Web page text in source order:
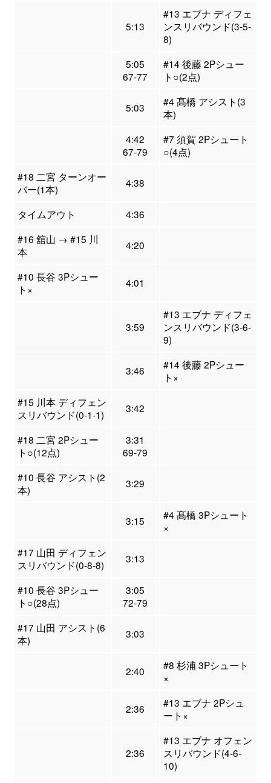
5:13
#13 エブナ ディフェ
ンスリバウンド(3-5-
8)
5:05
67-77
#14 後藤 2Pシュー
ト○(2点)
5:03
#4 髙橋 アシスト(3
本)
4:42
67-79
#7 須賀 2Pシュート
○(4点)
#18 二宮 ターンオー
バー(1本)
4:38
タイムアウト
4:36
#16 舘山 → #15 川
本
4:20
#10 長谷 3Pシュー
ト×
4:01
3:59
#13 エブナ ディフェ
ンスリバウンド(3-6-
9)
3:46
#14 後藤 2Pシュー
ト×
#15 川本 ディフェン
スリバウンド(0-1-1)
3:42
#18 二宮 2Pシュー
ト○(12点)
3:31
69-79
#10 長谷 アシスト(2
本)
3:29
3:15
#4 髙橋 3Pシュート
×
#17 山田 ディフェン
スリバウンド(0-8-8)
3:13
#10 長谷 3Pシュー
ト○(28点)
3:05
72-79
#17 山田 アシスト(6
本)
3:03
2:40
#8 杉浦 3Pシュート
×
2:36
#13 エブナ 2Pシュ
ート×
2:36
#13 エブナ オフェン
スリバウンド(4-6-
10)